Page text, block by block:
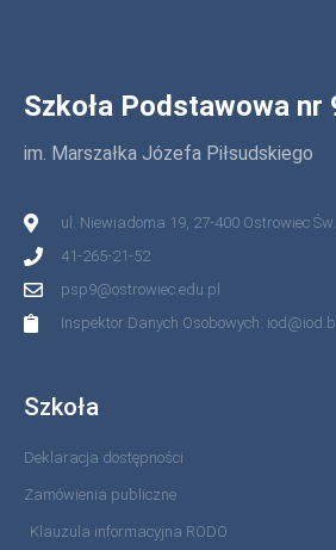
Szkoła Podstawowa nr
im. Marszałka Józefa Piłsudskiego
ul. Niewiadoma 19, 27-400 Ostrowiec Św.
41-265-21-52
psp9@ostrowiec.edu.pl
Inspektor Danych Osobowych:
Szkoła
Deklaracja dostępności
Zamówienia publiczne
Klauzula informacyjna RODO